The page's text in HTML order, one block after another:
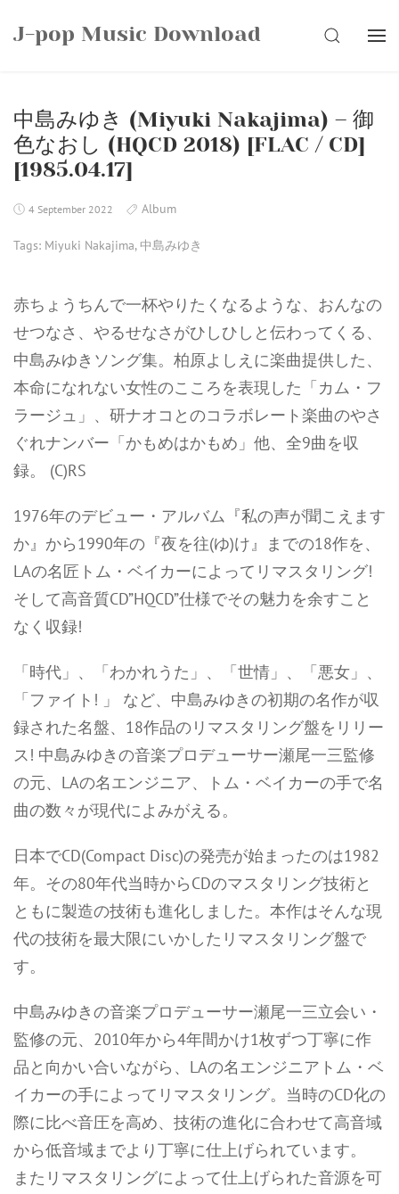
J-pop Music Download SEARCH
中島みゆき (Miyuki Nakajima) – 御
色なおし (HQCD 2018) [FLAC / CD]
[1985.04.17]
4 September 2022 Album
Tags: Miyuki Nakajima, 中島みゆき
赤ちょうちんで一杯やりたくなるような、おんなの
せつなさ、やるせなさがひしひしと伝わってくる、
中島みゆきソング集。柏原よしえに楽曲提供した、
本命になれない女性のこころを表現した「カム・フ
ラージュ」、研ナオコとのコラボレート楽曲のやさ
ぐれナンバー「かもめはかもめ」他、全9曲を収
録。 (C)RS
1976年のデビュー・アルバム『私の声が聞こえます
か』から1990年の『夜を往(ゆ)け』までの18作を、
LAの名匠トム・ベイカーによってリマスタリング!
そして高音質CD”HQCD”仕様でその魅力を余すこと
なく収録!
「時代」、「わかれうた」、「世情」、「悪女」、
「ファイト! 」 など、中島みゆきの初期の名作が収
録された名盤、18作品のリマスタリング盤をリリー
ス! 中島みゆきの音楽プロデューサー瀬尾一三監修
の元、LAの名エンジニア、トム・ベイカーの手で名
曲の数々が現代によみがえる。
日本でCD(Compact Disc)の発売が始まったのは1982
年。その80年代当時からCDのマスタリング技術と
ともに製造の技術も進化しました。本作はそんな現
代の技術を最大限にいかしたリマスタリング盤で
す。
中島みゆきの音楽プロデューサー瀬尾一三立会い・
監修の元、2010年から4年間かけ1枚ずつ丁寧に作
品と向かい合いながら、LAの名エンジニアトム・ベ
イカーの手によってリマスタリング。当時のCD化の
際に比べ音圧を高め、技術の進化に合わせて高音域
から低音域までより丁寧に仕上げられています。
またリマスタリングによって仕上げられた音源を可